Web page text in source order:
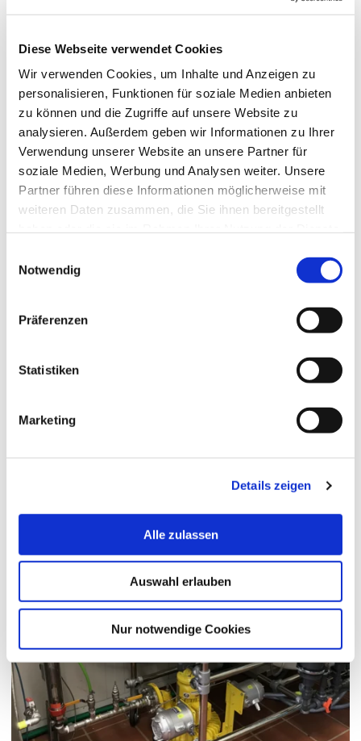
Diese Webseite verwendet Cookies
Wir verwenden Cookies, um Inhalte und Anzeigen zu
personalisieren, Funktionen für soziale Medien anbieten
zu können und die Zugriffe auf unsere Website zu
analysieren. Außerdem geben wir Informationen zu Ihrer
Verwendung unserer Website an unsere Partner für
soziale Medien, Werbung und Analysen weiter. Unsere
Partner führen diese Informationen möglicherweise mit
weiteren Daten zusammen, die Sie ihnen bereitgestellt
Notwendig
Präferenzen
Statistiken
Marketing
Details zeigen
Alle zulassen
Auswahl erlauben
Nur notwendige Cookies
dlompe[at]hs-bremerhaven[dot]de
Postanschrift:
An der Karlstadt 8
27568 Bremerhaven
Büro:
Columbusstraße 21
27568 Bremerhaven
Raum: C209.1